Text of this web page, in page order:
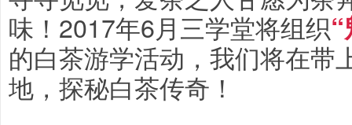
味！2017年6月三学堂将组织
的白茶游学活动，我们将在带
地，探秘白茶传奇！